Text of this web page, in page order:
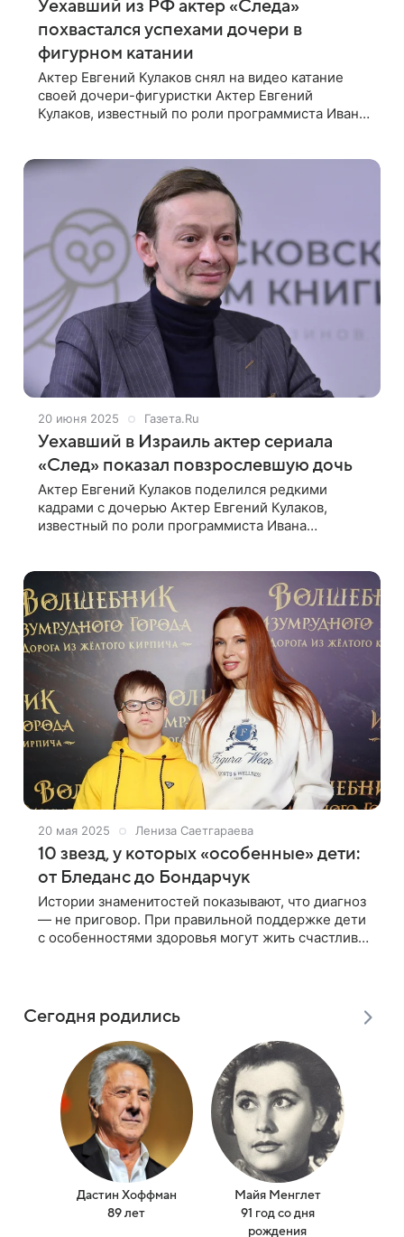
Уехавший из РФ актер «Следа»
похвастался успехами дочери в
фигурном катании
Актер Евгений Кулаков снял на видео катание
своей дочери-фигуристки Актер Евгений
Кулаков, известный по роли программиста Ивана
Meta
20 июня 2025 Газета.Ru
Уехавший в Израиль актер сериала
«След» показал повзрослевшую дочь
Актер Евгений Кулаков поделился редкими
кадрами с дочерью Актер Евгений Кулаков,
известный по роли программиста Ивана
Meta признана в России
20 мая 2025 Лениза Саетгараева
10 звезд, у которых «особенные» дети:
от Бледанс до Бондарчук
Истории знаменитостей показывают, что диагноз
— не приговор. При правильной поддержке дети
с особенностями здоровья могут жить счастливо.
Сегодня родились
Дастин Хоффман
89 лет
Майя Менглет
91 год со дня
рождения